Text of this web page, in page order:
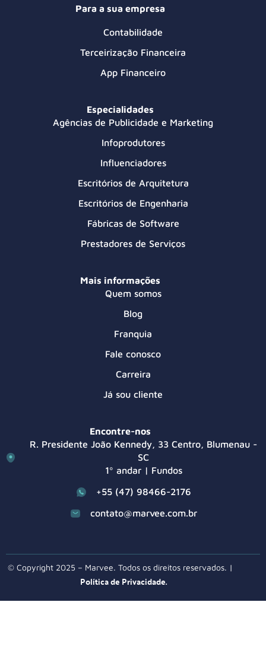
Para a sua empresa
Contabilidade
Terceirização Financeira
App Financeiro
Especialidades
Agências de Publicidade e Marketing
Infoprodutores
Influenciadores
Escritórios de Arquitetura
Escritórios de Engenharia
Fábricas de Software
Prestadores de Serviços
Mais informações
Quem somos
Blog
Franquia
Fale conosco
Carreira
Já sou cliente
Encontre-nos
R. Presidente João Kennedy, 33 Centro, Blumenau -
SC
1º andar | Fundos
+55 (47) 98466-2176
contato@marvee.com.br
© Copyright 2025 – Marvee. Todos os direitos reservados. |
Política de Privacidade.